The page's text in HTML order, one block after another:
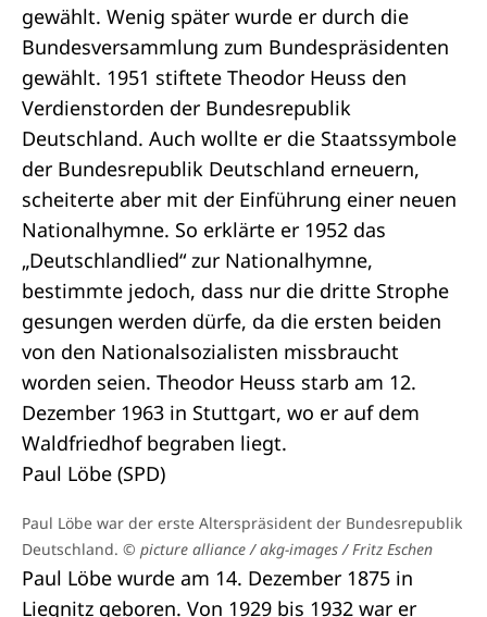
gewählt. Wenig später wurde er durch die
Bundesversammlung zum Bundespräsidenten
gewählt. 1951 stiftete Theodor Heuss den
Verdienstorden der Bundesrepublik
Deutschland. Auch wollte er die Staatssymbole
der Bundesrepublik Deutschland erneuern,
scheiterte aber mit der Einführung einer neuen
Nationalhymne. So erklärte er 1952 das
„Deutschlandlied“ zur Nationalhymne,
bestimmte jedoch, dass nur die dritte Strophe
gesungen werden dürfe, da die ersten beiden
von den Nationalsozialisten missbraucht
worden seien. Theodor Heuss starb am 12.
Dezember 1963 in Stuttgart, wo er auf dem
Waldfriedhof begraben liegt.
Paul Löbe (SPD)
Paul Löbe war der erste Alterspräsident der Bundesrepublik
Deutschland. © picture alliance / akg-images / Fritz Eschen
Paul Löbe wurde am 14. Dezember 1875 in
Liegnitz geboren. Von 1929 bis 1932 war er